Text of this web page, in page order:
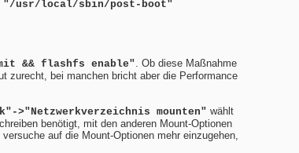
"/usr/local/sbin/post-boot"
&& flashfs enable". Ob diese Maßnahme
zurecht, bei manchen bricht aber die Performance
>"Netzwerkverzeichnis mounten" wählt
benötigt, mit den anderen Mount-Optionen
auf die Mount-Optionen mehr einzugehen,